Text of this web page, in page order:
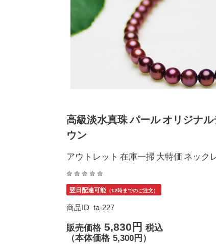
高級淡水真珠 パール オリジナ
ウン
アウトレット 在庫一掃 大特価 ネック
翌日配達可能（12時までのご注文）
商品ID ta-227
販売価格 5,830円 税込
（本体価格 5,300円）